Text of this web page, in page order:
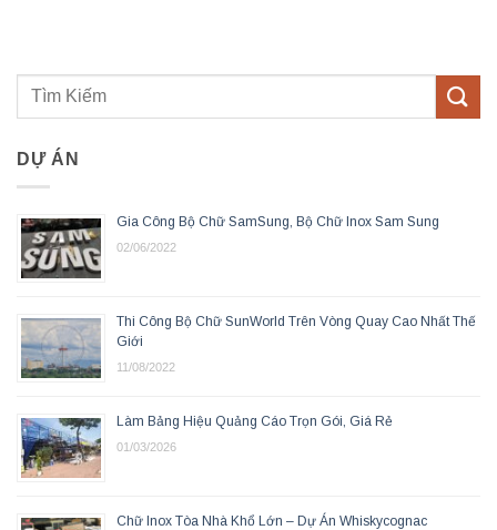
DỰ ÁN
Gia Công Bộ Chữ SamSung, Bộ Chữ Inox Sam Sung
02/06/2022
Thi Công Bộ Chữ SunWorld Trên Vòng Quay Cao Nhất Thế
Giới
11/08/2022
Làm Bảng Hiệu Quảng Cáo Trọn Gói, Giá Rẻ
01/03/2026
Chữ Inox Tòa Nhà Khổ Lớn – Dự Án Whiskycognac